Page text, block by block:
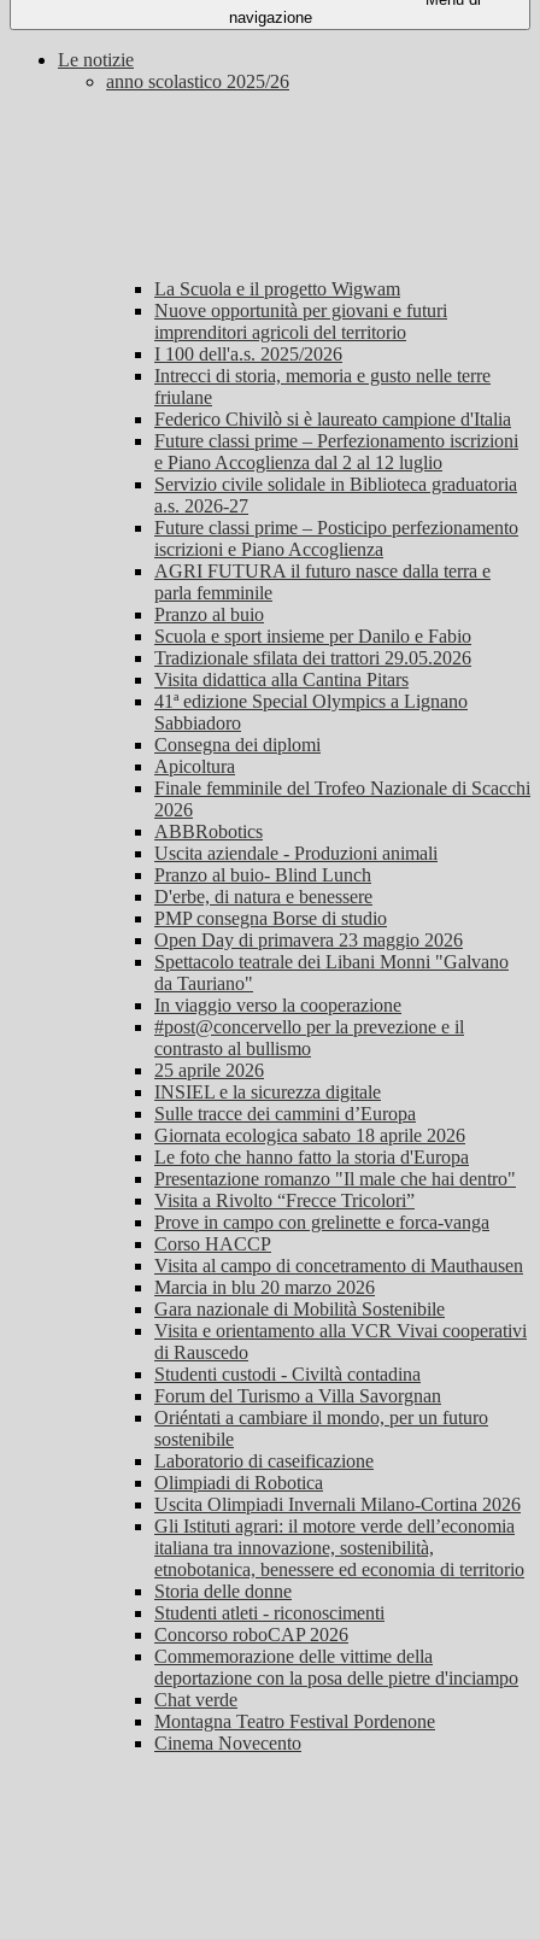
navigazione
Le notizie
anno scolastico 2025/26
La Scuola e il progetto Wigwam
Nuove opportunità per giovani e futuri
imprenditori agricoli del territorio
I 100 dell'a.s. 2025/2026
Intrecci di storia, memoria e gusto nelle terre
friulane
Federico Chivilò si è laureato campione d'Italia
Future classi prime – Perfezionamento iscrizioni
e Piano Accoglienza dal 2 al 12 luglio
Servizio civile solidale in Biblioteca graduatoria
a.s. 2026-27
Future classi prime – Posticipo perfezionamento
iscrizioni e Piano Accoglienza
AGRI FUTURA il futuro nasce dalla terra e
parla femminile
Pranzo al buio
Scuola e sport insieme per Danilo e Fabio
Tradizionale sfilata dei trattori 29.05.2026
Visita didattica alla Cantina Pitars
41ª edizione Special Olympics a Lignano
Sabbiadoro
Consegna dei diplomi
Apicoltura
Finale femminile del Trofeo Nazionale di Scacchi
2026
ABBRobotics
Uscita aziendale - Produzioni animali
Pranzo al buio- Blind Lunch
D'erbe, di natura e benessere
PMP consegna Borse di studio
Open Day di primavera 23 maggio 2026
Spettacolo teatrale dei Libani Monni "Galvano
da Tauriano"
In viaggio verso la cooperazione
#post@concervello per la prevezione e il
contrasto al bullismo
25 aprile 2026
INSIEL e la sicurezza digitale
Sulle tracce dei cammini d’Europa
Giornata ecologica sabato 18 aprile 2026
Le foto che hanno fatto la storia d'Europa
Presentazione romanzo "Il male che hai dentro"
Visita a Rivolto “Frecce Tricolori”
Prove in campo con grelinette e forca-vanga
Corso HACCP
Visita al campo di concetramento di Mauthausen
Marcia in blu 20 marzo 2026
Gara nazionale di Mobilità Sostenibile
Visita e orientamento alla VCR Vivai cooperativi
di Rauscedo
Studenti custodi - Civiltà contadina
Forum del Turismo a Villa Savorgnan
Oriéntati a cambiare il mondo, per un futuro
sostenibile
Laboratorio di caseificazione
Olimpiadi di Robotica
Uscita Olimpiadi Invernali Milano-Cortina 2026
Gli Istituti agrari: il motore verde dell’economia
italiana tra innovazione, sostenibilità,
etnobotanica, benessere ed economia di territorio
Storia delle donne
Studenti atleti - riconoscimenti
Concorso roboCAP 2026
Commemorazione delle vittime della
deportazione con la posa delle pietre d'inciampo
Chat verde
Montagna Teatro Festival Pordenone
Cinema Novecento